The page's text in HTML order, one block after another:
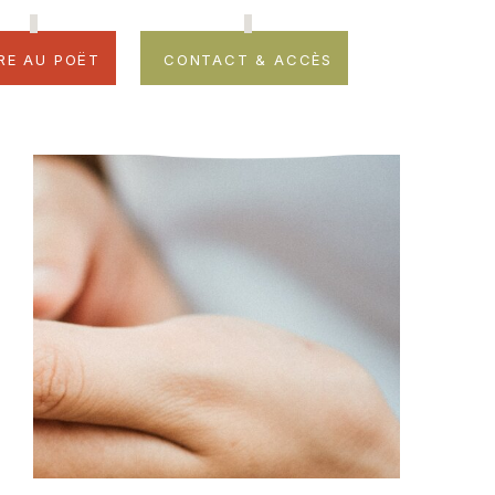
au Poët Contact & accès